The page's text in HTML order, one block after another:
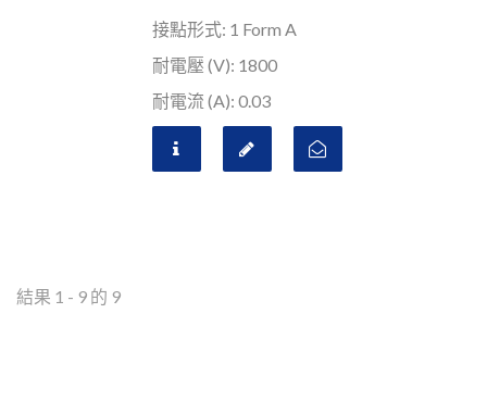
接點形式: 1 Form A
耐電壓 (V): 1800
耐電流 (A): 0.03
結果 1 - 9 的 9